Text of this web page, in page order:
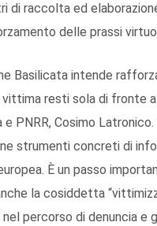
di raccolta ed
delle prassi
Basilicata intende
resti sola di fronte
PNRR, Cosimo
strumenti concreti di
È un passo
la cosiddetta
percorso di denuncia e